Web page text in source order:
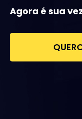
Agora é sua